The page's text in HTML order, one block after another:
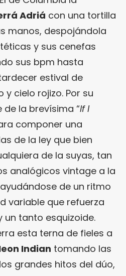
Adriá con una tortilla
manos, despojándola
y sus cenefas
sus bpm hasta
estival de
cielo rojizo. Por su
de la brevísima “If I
componer una
de la ley que bien
de la suyas, tan
analógicos vintage a la
de un ritmo
variable que refuerza
un tanto esquizoide.
esta terna de fieles a
Indian tomando las
grandes hitos del dúo,